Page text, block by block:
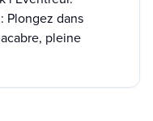
Plongez dans
pleine